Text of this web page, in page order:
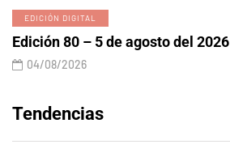
EDICIÓN DIGITAL
Edición 80 – 5 de agosto del 2026
04/08/2026
Tendencias